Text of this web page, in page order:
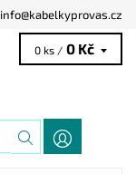
info@kabelkyprovas.cz
0 ks / 0 Kč